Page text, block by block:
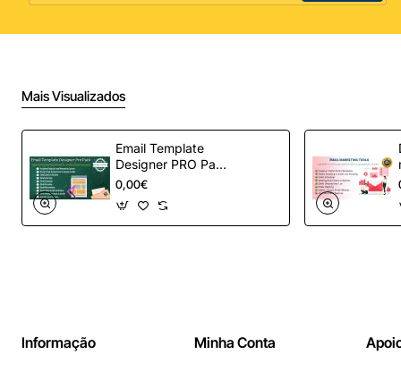
Mais Visualizados
Email Template
Designer PRO Pack
– Automação de e-
mail definitiva para
OpenCart
0,00€
Informação Minha Conta